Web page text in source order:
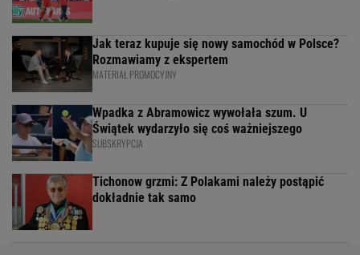
Jak teraz kupuje się nowy samochód w Polsce?
Rozmawiamy z ekspertem
MATERIAŁ PROMOCYJNY
Wpadka z Abramowicz wywołała szum. U
Świątek wydarzyło się coś ważniejszego
SUBSKRYPCJA
Tichonow grzmi: Z Polakami należy postąpić
dokładnie tak samo